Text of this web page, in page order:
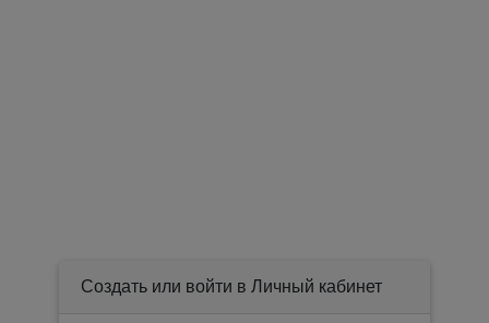
Создать или войти в Личный кабинет